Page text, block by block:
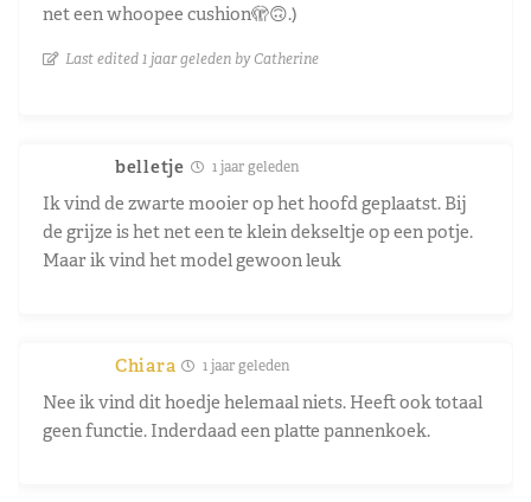
net een whoopee cushion🫣🙃.)
Last edited 1 jaar geleden by Catherine
belletje 1 jaar geleden
Ik vind de zwarte mooier op het hoofd geplaatst. Bij
de grijze is het net een te klein dekseltje op een potje.
Maar ik vind het model gewoon leuk
Chiara 1 jaar geleden
Nee ik vind dit hoedje helemaal niets. Heeft ook totaal
geen functie. Inderdaad een platte pannenkoek.